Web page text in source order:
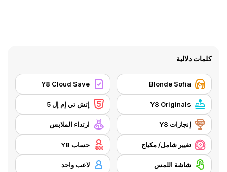
كلمات دلالية
Blonde Sofia
Y8 Cloud Save
Y8 Originals إتش تي إم إل 5
إنجازات Y8 ارتداء الملابس
تغيير شامل/ مكياج حساب Y8
شاشة اللمس لاعب واحد